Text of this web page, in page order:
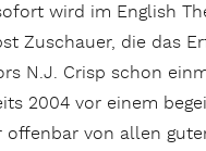
wird im English
Zuschauer, die das
N.J. Crisp schon
2004 vor einem
von allen